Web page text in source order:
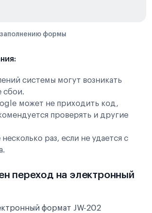
формы
системы могут возникать
сбои.
может не приходить код,
проверять и другие
раз, если не удается с
переход на электронный
формат JW-202